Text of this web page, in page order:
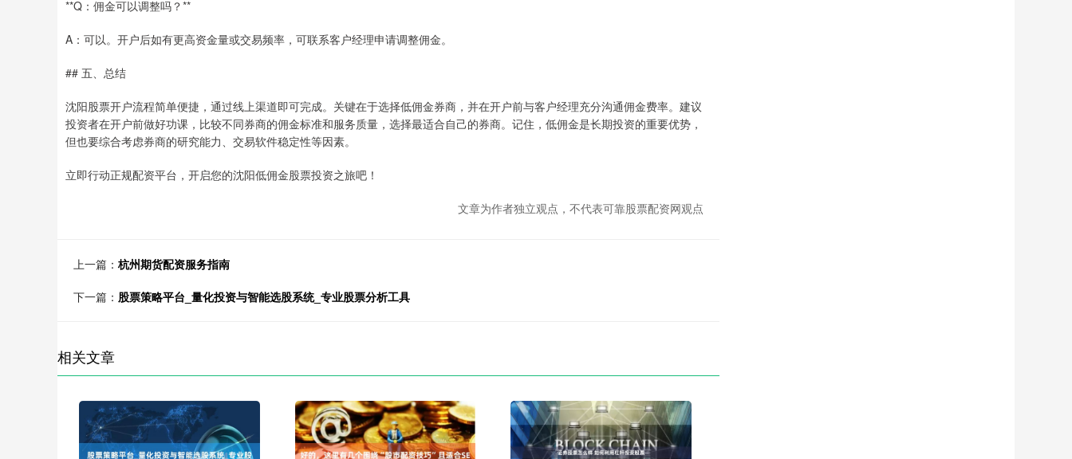
**Q：佣金可以调整吗？**
A：可以。开户后如有更高资金量或交易频率，可联系客户经理申请调整佣金。
## 五、总结
沈阳股票开户流程简单便捷，通过线上渠道即可完成。关键在于选择低佣金券商，并在开户前与客户经理充分沟通佣金费率。建议
投资者在开户前做好功课，比较不同券商的佣金标准和服务质量，选择最适合自己的券商。记住，低佣金是长期投资的重要优势，
但也要综合考虑券商的研究能力、交易软件稳定性等因素。
立即行动正规配资平台，开启您的沈阳低佣金股票投资之旅吧！
文章为作者独立观点，不代表可靠股票配资网观点
上一篇： 杭州期货配资服务指南
下一篇： 股票策略平台_量化投资与智能选股系统_专业股票分析工具
相关文章